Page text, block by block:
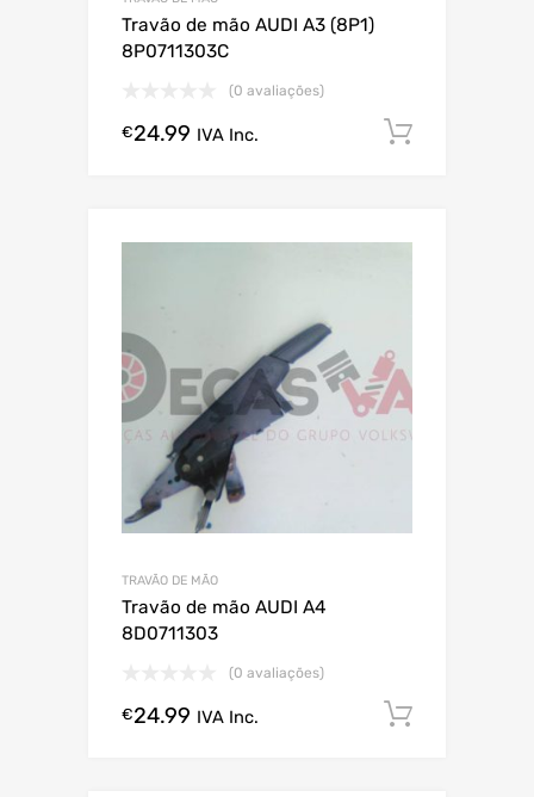
Travão de mão AUDI A3 (8P1)
8P0711303C
(0 avaliações)
€24.99 IVA Inc.
TRAVÃO DE MÃO
Travão de mão AUDI A4
8D0711303
(0 avaliações)
€24.99 IVA Inc.